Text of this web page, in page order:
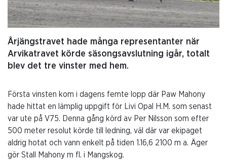
Årjängstravet hade många representanter när
Arvikatravet körde säsongsavslutning igår, totalt
blev det tre vinster med hem.
Första vinsten kom i dagens femte lopp där Paw Mahony
hade hittat en lämplig uppgift för Livi Opal H.M. som senast
var ute på V75. Denna gång körd av Per Nilsson som efter
500 meter resolut körde till ledning, väl där var ekipaget
aldrig hotat och vann enkelt på tiden 1.16,6 2100 m a. Äger
gör Stall Mahony m fl. i Mangskog.